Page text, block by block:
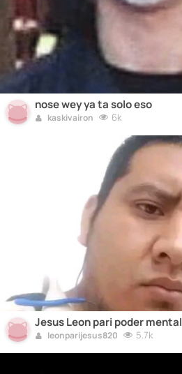
nose wey ya ta solo eso
kaskivairon 6k
Jesus Leon pari poder mental
leonparijesus820 5.7k